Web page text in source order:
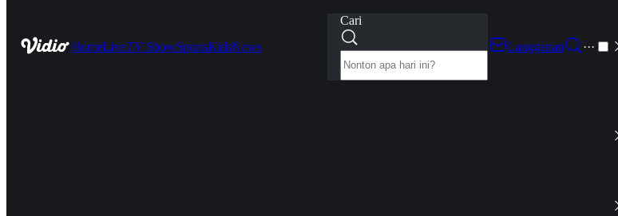
HomeLiveTV ShowSportsKidsNews
Cari
Langganan
···